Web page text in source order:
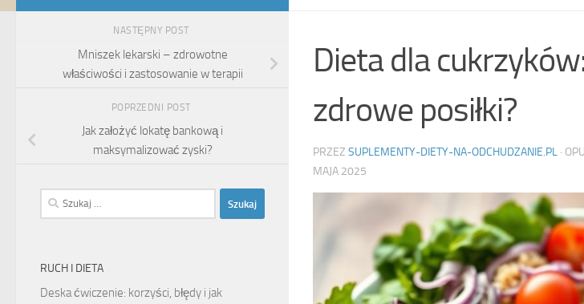
Dieta dla
zdrowe posiłki?
PRZEZ SUPLEMENTY-DIETY-NA-ODCHUDZANIE.PL ·
MAJA 2025
NASTĘPNY POST
Mniszek lekarski – zdrowotne
właściwości i zastosowanie w terapii
POPRZEDNI POST
Jak założyć lokatę bankową i
maksymalizować zyski?
Szukaj:
RUCH I DIETA
Deska ćwiczenie: korzyści, błędy i jak